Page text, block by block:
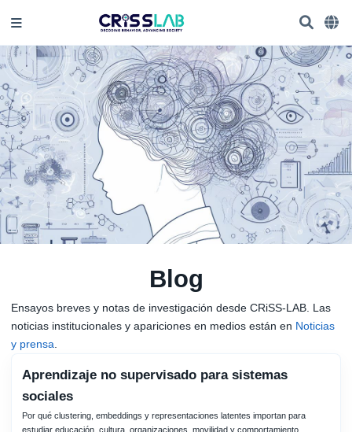
Blog
Ensayos breves y notas de investigación desde CRiSS-LAB. Las
noticias institucionales y apariciones en medios están en Noticias
y prensa
Aprendizaje no supervisado para sistemas
sociales
Por qué clustering, embeddings y representaciones latentes importan para
estudiar educación, cultura, organizaciones, movilidad y comportamiento